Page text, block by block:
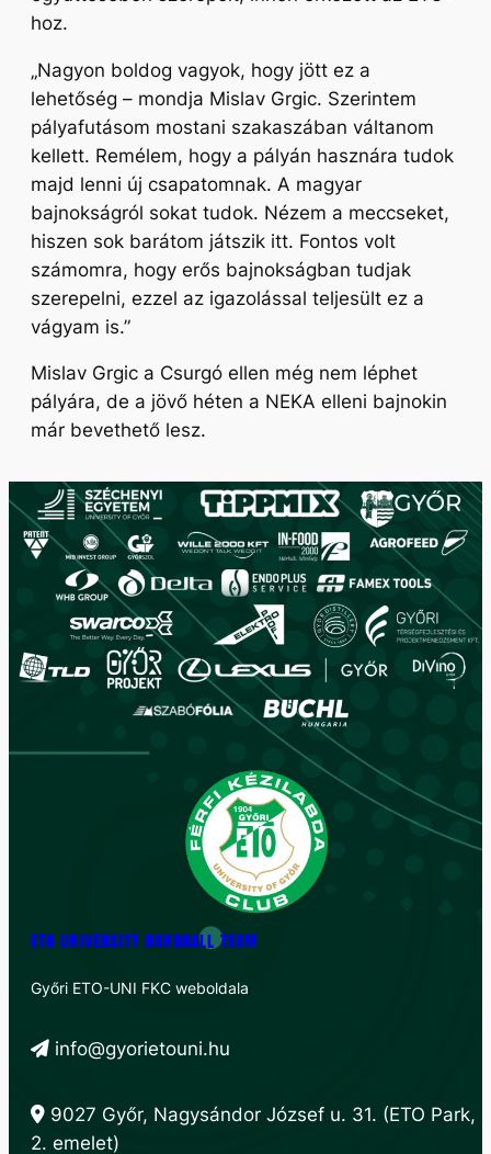
hoz.
„Nagyon boldog vagyok, hogy jött ez a
lehetőség – mondja Mislav Grgic. Szerintem
pályafutásom mostani szakaszában váltanom
kellett. Remélem, hogy a pályán hasznára tudok
majd lenni új csapatomnak. A magyar
bajnokságról sokat tudok. Nézem a meccseket,
hiszen sok barátom játszik itt. Fontos volt
számomra, hogy erős bajnokságban tudjak
szerepelni, ezzel az igazolással teljesült ez a
vágyam is.”
Mislav Grgic a Csurgó ellen még nem léphet
pályára, de a jövő héten a NEKA elleni bajnokin
már bevethető lesz.
ETO UNIVERSITY HANDBALL TEAM
Győri ETO-UNI FKC weboldala
info@gyorietouni.hu
9027 Győr, Nagysándor József u. 31. (ETO Park,
2. emelet)